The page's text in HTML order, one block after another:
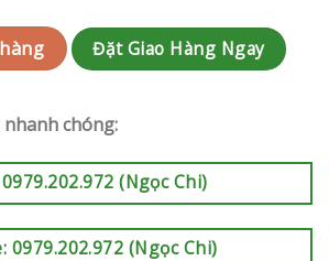
Đặt Giao Hàng Ngay
chóng:
(Ngọc Chi)
0979.202.972 (Ngọc Chi)